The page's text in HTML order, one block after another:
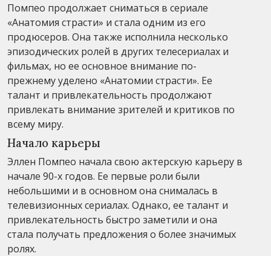
Помпео продолжает сниматься в сериале
«Анатомия страсти» и стала одним из его
продюсеров. Она также исполнила несколько
эпизодических ролей в других телесериалах и
фильмах, но ее основное внимание по-
прежнему уделено «Анатомии страсти». Ее
талант и привлекательность продолжают
привлекать внимание зрителей и критиков по
всему миру.
Начало карьеры
Эллен Помпео начала свою актерскую карьеру в
начале 90-х годов. Ее первые роли были
небольшими и в основном она снималась в
телевизионных сериалах. Однако, ее талант и
привлекательность быстро заметили и она
стала получать предложения о более значимых
ролях.